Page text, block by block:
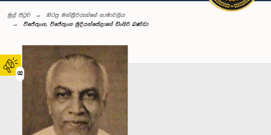
02
මුල් පිටුව
හිටපු මන්ත්‍රීවරුන්ගේ නාමාවලිය
විජේතුංග, විජේතුංග මුදියන්සේලාගේ ඩිංගිරි බණ්ඩා